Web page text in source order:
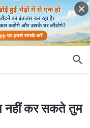
नहीं कर सकते तुम